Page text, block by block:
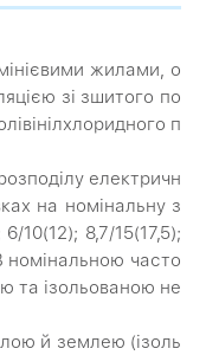
жилами, о
зі зшитого по
п
електричн
на номінальну з
10(12); 8,7/15(17,5);
номінальною часто
та ізольованою не
й землею (ізоль